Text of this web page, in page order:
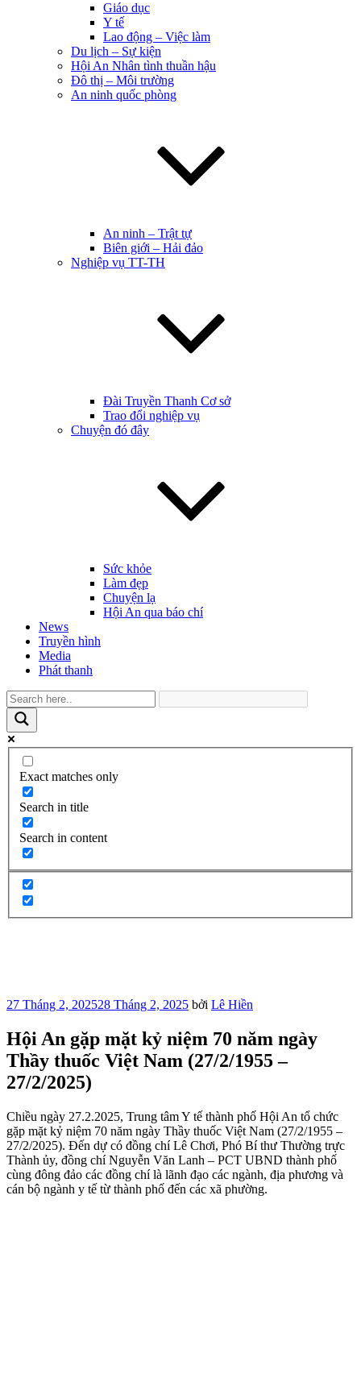
Giáo dục
Y tế
Lao động – Việc làm
Du lịch – Sự kiện
Hội An Nhân tình thuần hậu
Đô thị – Môi trường
An ninh quốc phòng
An ninh – Trật tự
Biên giới – Hải đảo
Nghiệp vụ TT-TH
Đài Truyền Thanh Cơ sở
Trao đổi nghiệp vụ
Chuyện đó đây
Sức khỏe
Làm đẹp
Chuyện lạ
Hội An qua báo chí
News
Truyền hình
Media
Phát thanh
Exact matches only
Search in title
Search in content
Đăng
27 Tháng 2, 202528 Tháng 2, 2025 bởi Lê Hiền
Hội An gặp mặt kỷ niệm 70 năm ngày
Thầy thuốc Việt Nam (27/2/1955 –
27/2/2025)
Chiều ngày 27.2.2025, Trung tâm Y tế thành phố Hội An tổ chức
gặp mặt kỷ niệm 70 năm ngày Thầy thuốc Việt Nam (27/2/1955 –
27/2/2025). Đến dự có đồng chí Lê Chơi, Phó Bí thư Thường trực
Thành ủy, đồng chí Nguyễn Văn Lanh – PCT UBND thành phố
cùng đông đảo các đồng chí là lãnh đạo các ngành, địa phương và
cán bộ ngành y tế từ thành phố đến các xã phường.